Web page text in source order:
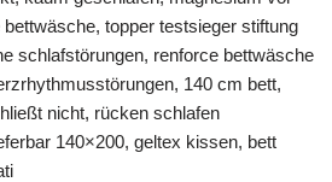
topper testsieger stiftung
schlafstörungen, renforce bettwäsche
140 cm bett,
nicht, rücken schlafen
140×200, geltex kissen, bett